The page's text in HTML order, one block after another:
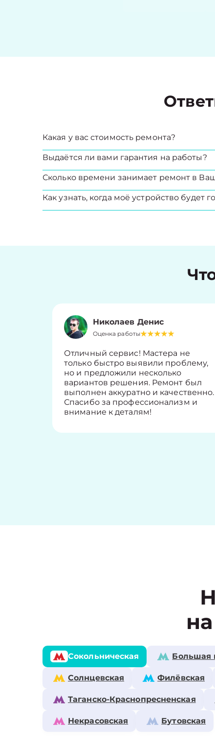
Какая у вас стоимость ремонта?
Выдаётся ли вами гарантия на работы?
Сколько времени занимает ремонт в
Как узнать, когда моё устройство будет
Николаев Денис
Оценка работы
Отличный сервис! Мастера не
только быстро выявили проблему,
но и предложили несколько
вариантов решения. Ремонт был
выполнен аккуратно и качественно.
Спасибо за профессионализм и
внимание к деталям!
Сокольническая Большая
Солнцевская Филёвская
Таганско-Краснопресненская
Некрасовская Бутовская